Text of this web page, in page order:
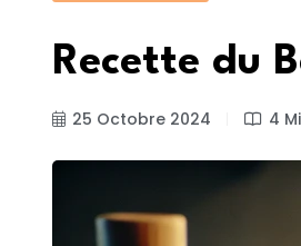
Recette du
25 Octobre 2024 4